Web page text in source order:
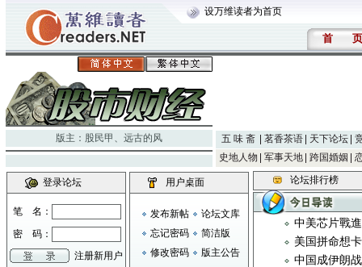
设万维读者为首页
首 页
版主： 股民甲 、 远古的风 五 味 斋 茗香茶语 天下论坛
史地人物
军事天地 跨国婚姻
登录论坛
笔 名：
密 码：
注册新用户
用户桌面
发布新帖
论坛文库
忘记密码
简洁版
修改密码
版主公告
论坛排行榜
中美芯片戰
美国拼命想
中国成伊朗